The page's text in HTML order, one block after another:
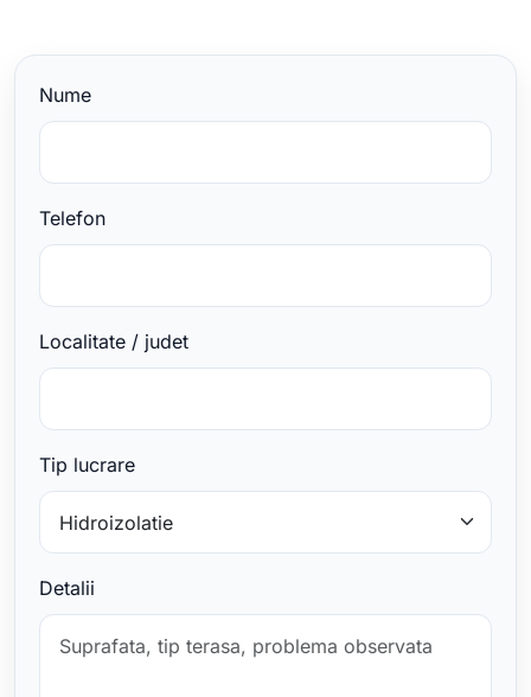
Nume
Telefon
Localitate / judet
Tip lucrare
Detalii